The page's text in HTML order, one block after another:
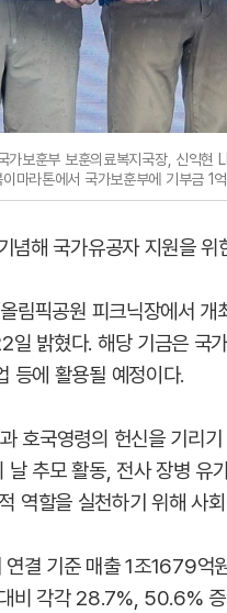
가보훈부 보훈의료복지국장, 신익
마라톤에서 국가보훈부에 기부금
해 국가유공자 지원을 위
픽공원 피크닉장에서 개
일 밝혔다. 해당 기금은 국
등에 활용될 예정이다.
호국영령의 헌신을 기리
추모 활동, 전사 장병 유
역할을 실천하기 위해 사
결 기준 매출 1조1679억
비 각각 28.7%, 50.6%